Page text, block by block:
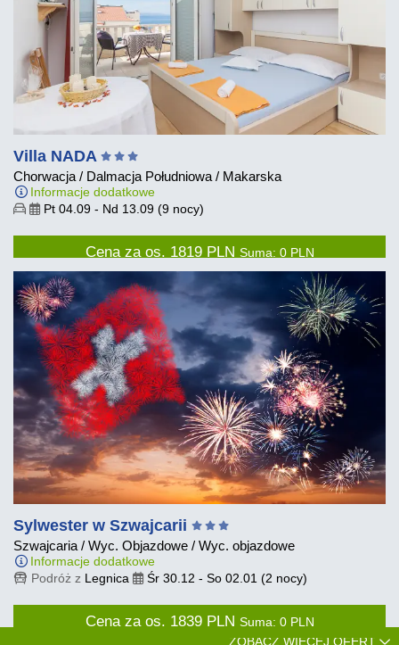
Villa NADA
Chorwacja / Dalmacja Południowa / Makarska
Informacje dodatkowe
Pt 04.09 - Nd 13.09 (9 nocy)
Cena za os. 1819 PLN Suma: 0 PLN
Sylwester w Szwajcarii
Szwajcaria / Wyc. Objazdowe / Wyc. objazdowe
Informacje dodatkowe
Podróż z Legnica Śr 30.12 - So 02.01 (2 nocy)
Cena za os. 1839 PLN Suma: 0 PLN
ZOBACZ WIĘCEJ OFERT